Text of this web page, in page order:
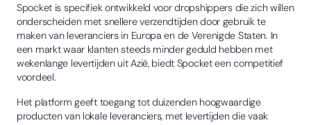
Spocket is specifiek ontwikkeld voor dropshippers die zich willen
onderscheiden met snellere verzendtijden door gebruik te
maken van leveranciers in Europa en de Verenigde Staten. In
een markt waar klanten steeds minder geduld hebben met
wekenlange levertijden uit Azië, biedt Spocket een competitief
voordeel.
Het platform geeft toegang tot duizenden hoogwaardige
producten van lokale leveranciers, met levertijden die vaak